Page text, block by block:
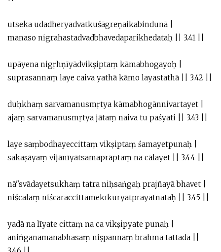
utseka udadheryadvatkuśāgreṇaikabindunā |
manaso nigrahastadvadbhavedaparikhedataḥ || 3.41 ||
upāyena nigṛhṇīyādvikṣiptaṃ kāmabhogayoḥ |
suprasannaṃ laye caiva yathā kāmo layastathā || 3.42 ||
duḥkhaṃ sarvamanusmṛtya kāmabhogānnivartayet |
ajaṃ sarvamanusmṛtya jātaṃ naiva tu paśyati || 3.43 ||
laye saṃbodhayeccittaṃ vikṣiptaṃ śamayetpunaḥ |
sakaṣāyaṃ vijānīyātsamaprāptaṃ na cālayet || 3.44 ||
nā''svādayetsukhaṃ tatra niḥsaṅgaḥ prajñayā bhavet |
niścalaṃ niścaraccittamekīkuryātprayatnataḥ || 3.45 ||
yadā na līyate cittaṃ na ca vikṣipyate punaḥ |
aniṅganamanābhāsaṃ niṣpannaṃ brahma tattadā ||